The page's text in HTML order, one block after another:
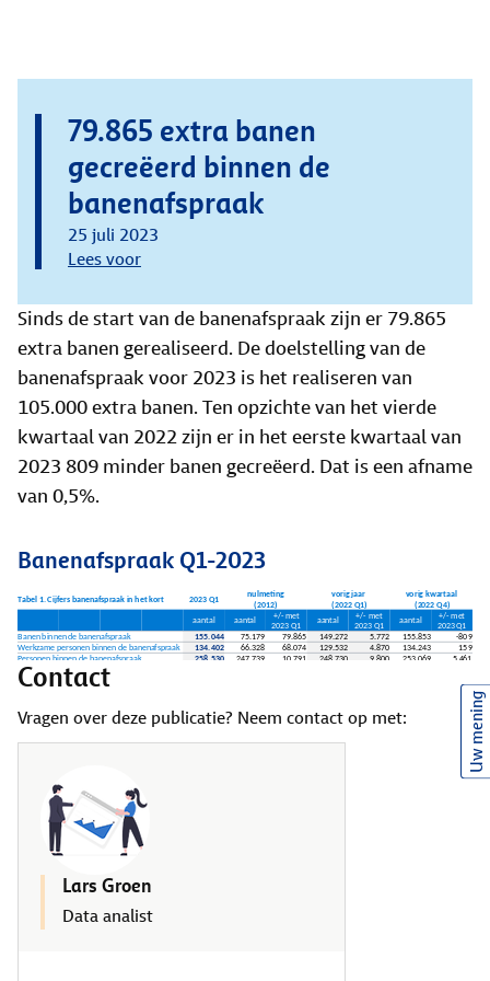
79.865 extra banen
gecreëerd binnen de
banenafspraak
25 juli 2023
Lees voor
Sinds de start van de banenafspraak zijn er 79.865
extra banen gerealiseerd. De doelstelling van de
banenafspraak voor 2023 is het realiseren van
105.000 extra banen. Ten opzichte van het vierde
kwartaal van 2022 zijn er in het eerste kwartaal van
2023 809 minder banen gecreëerd. Dat is een afname
van 0,5%.
Banenafspraak Q1-2023
Contact
Vragen over deze publicatie? Neem contact op met:
Lars Groen
Data analist
Uw mening